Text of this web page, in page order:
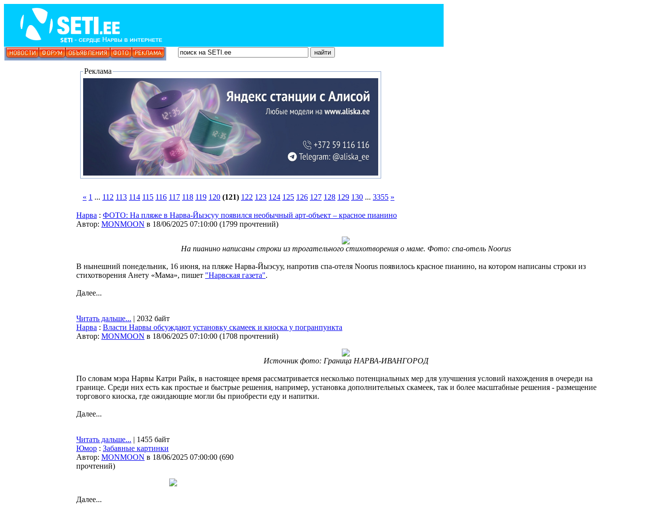
Реклама
« 1 ... 112 113 114 115 116 117 118 119 120 (121) 122 123 124 125 126 127 128 129 130 ... 3355 »
Нарва : ФОТО: На пляже в Нарва-Йыэсуу появился необычный арт-объект – красное пианино
Автор: MONMOON в 18/06/2025 07:10:00 (1799 прочтений)
На пианино написаны строки из трогательного стихотворения о маме. Фото: спа-отель Noorus
В нынешний понедельник, 16 июня, на пляже Нарва-Йыэсуу, напротив спа-отеля Noorus появилось красное пианино, на котором написаны строки из
стихотворения Анету «Мама», пишет "Нарвская газета".
Далее...
Читать дальше... | 2032 байт
Нарва : Власти Нарвы обсуждают установку скамеек и киоска у погранпункта
Автор: MONMOON в 18/06/2025 07:10:00 (1708 прочтений)
Источник фото: Граница НАРВА-ИВАНГОРОД
По словам мэра Нарвы Катри Райк, в настоящее время рассматривается несколько потенциальных мер для улучшения условий нахождения в очереди на
границе. Среди них есть как простые и быстрые решения, например, установка дополнительных скамеек, так и более масштабные решения - размещение
торгового киоска, где ожидающие могли бы приобрести еду и напитки.
Далее...
Читать дальше... | 1455 байт
Юмор : Забавные картинки
Автор: MONMOON в 18/06/2025 07:00:00 (690
прочтений)
Далее...